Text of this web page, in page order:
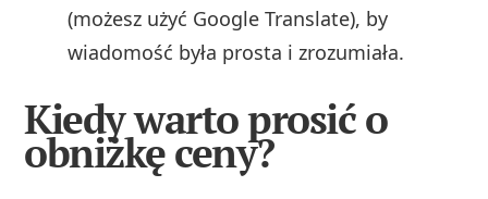
(możesz użyć Google Translate), by
wiadomość była prosta i zrozumiała.
Kiedy warto prosić o
obniżkę ceny?